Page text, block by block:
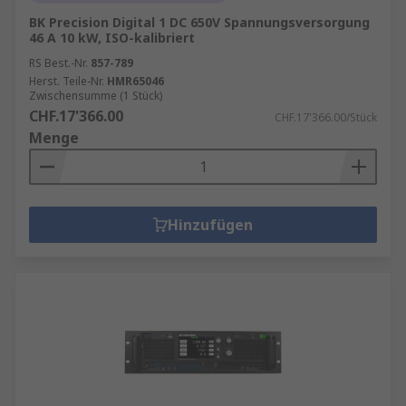
BK Precision Digital 1 DC 650V Spannungsversorgung
46 A 10 kW, ISO-kalibriert
RS Best.-Nr. 857-789
Herst. Teile-Nr. HMR65046
Zwischensumme (1 Stück)
CHF.17'366.00 CHF.17'366.00/Stück
Menge
Hinzufügen